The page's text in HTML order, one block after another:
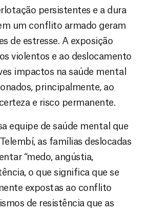
persistentes e a dura
um conflito armado geram
de estresse. A exposição
violentos e ao deslocamento
impactos na saúde mental
principalmente, ao
e risco permanente.
equipe de saúde mental que
as famílias deslocadas
“medo, angústia,
o que significa que se
expostas ao conflito
de resistência que as